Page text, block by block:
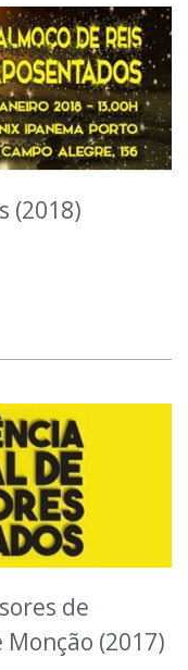
(2018)
de
(2017)